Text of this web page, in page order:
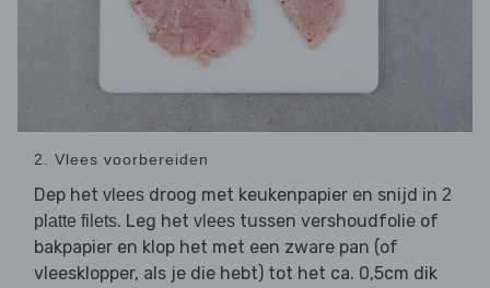
2. Vlees voorbereiden
Dep het vlees droog met keukenpapier en snijd in 2
platte filets. Leg het vlees tussen vershoudfolie of
bakpapier en klop het met een zware pan (of
vleesklopper, als je die hebt) tot het ca. 0,5cm dik